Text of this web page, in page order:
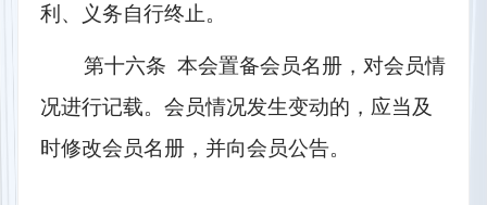
利、义务自行终止。
第十六条  本会置备会员名册，对会员情
况进行记载。会员情况发生变动的，应当及
时修改会员名册，并向会员公告。